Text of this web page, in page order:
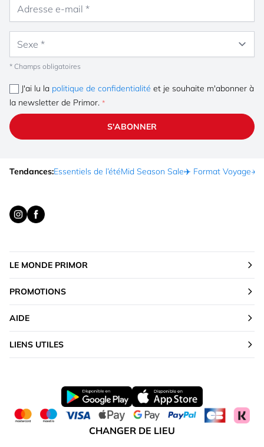
* Champs obligatoires
J'ai lu la politique de confidentialité et je souhaite m'abonner à
la newsletter de Primor.
S'ABONNER
Tendances:Essentiels de l’étéMid Season Sale✈️ Format Voyage☀️
LE MONDE PRIMOR
PROMOTIONS
AIDE
LIENS UTILES
CHANGER DE LIEU